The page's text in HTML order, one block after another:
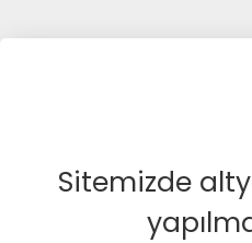
Sitemizde